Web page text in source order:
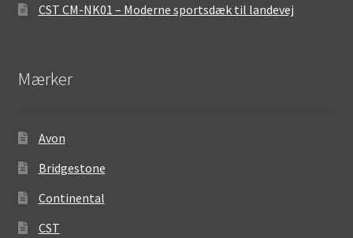
CST CM-NK01 – Moderne sportsdæk til landevej
Mærker
Avon
Bridgestone
Continental
CST